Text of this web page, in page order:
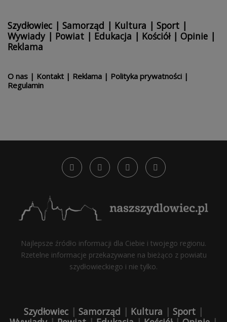
Szydłowiec | Samorząd | Kultura | Sport |
Wywiady| Powiat | Edukacja | Kościół| Opinie |
Reklama
O nas | Kontakt | Reklama | Polityka prywatności |
Regulamin
Najlepsze źródło informacji dla Ciebie i twojego regionu.
Rzetelne informacje przekazywane na bieżąco z powiatu
szydłowieckiego i nie tylko.
Szydłowiec | Samorząd | Kultura | Sport |